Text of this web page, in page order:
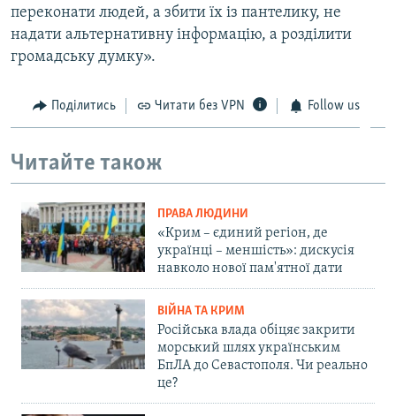
переконати людей, а збити їх із пантелику, не
надати альтернативну інформацію, а розділити
громадську думку».
Поділитись Читати без VPN Follow us
Читайте також
ПРАВА ЛЮДИНИ
«Крим – єдиний регіон, де
українці – меншість»: дискусія
навколо нової пам'ятної дати
ВІЙНА ТА КРИМ
Російська влада обіцяє закрити
морський шлях українським
БпЛА до Севастополя. Чи реально
це?